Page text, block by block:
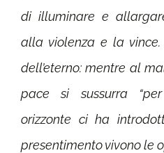
di illuminare e
alla violenza e la
dell’eterno: mentre al
pace si sussurra
orizzonte ci ha
presentimento vivono le